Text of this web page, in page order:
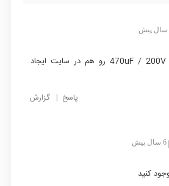
لطفآ خازن الکترولیتی 470uF / 200V رو هم در سايت ايجاد
پاسخ | گزارش
6 سال پیش
کنید